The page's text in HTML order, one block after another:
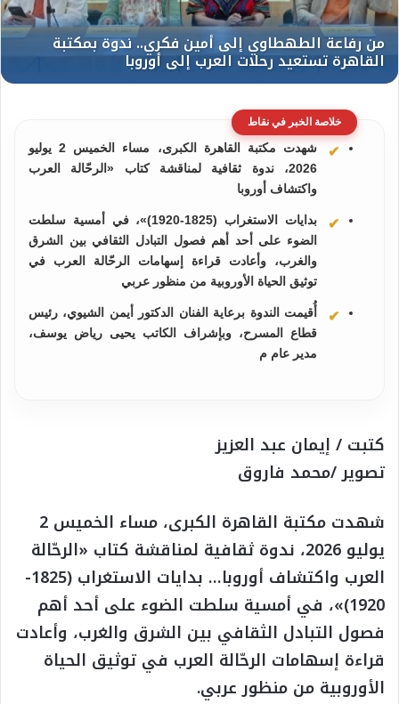
خلاصة الخبر في نقاط
شهدت مكتبة القاهرة الكبرى، مساء الخميس 2 يوليو
2026، ندوة ثقافية لمناقشة كتاب «الرحّالة العرب
واكتشاف أوروبا
بدايات الاستغراب (1825-1920)»، في أمسية سلطت
الضوء على أحد أهم فصول التبادل الثقافي بين الشرق
والغرب، وأعادت قراءة إسهامات الرحّالة العرب في
توثيق الحياة الأوروبية من منظور عربي
أُقيمت الندوة برعاية الفنان الدكتور أيمن الشيوي، رئيس
قطاع المسرح، وبإشراف الكاتب يحيى رياض يوسف،
مدير عام م
كتبت / إيمان عبد العزيز
تصوير /محمد فاروق
شهدت مكتبة القاهرة الكبرى، مساء الخميس 2
يوليو 2026، ندوة ثقافية لمناقشة كتاب «الرحّالة
العرب واكتشاف أوروبا… بدايات الاستغراب (1825-
1920)»، في أمسية سلطت الضوء على أحد أهم
فصول التبادل الثقافي بين الشرق والغرب، وأعادت
قراءة إسهامات الرحّالة العرب في توثيق الحياة
الأوروبية من منظور عربي.